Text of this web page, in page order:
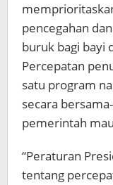
pencegahan
buruk bagi bayi
Percepatan
satu program
secara
pemerintah
“Peraturan
tentang